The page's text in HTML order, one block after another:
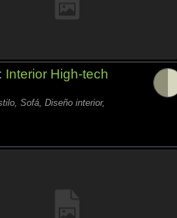
Interior High-tech
Sofá, Diseño interior,